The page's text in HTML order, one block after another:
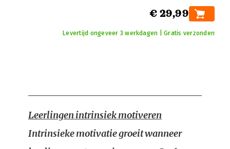
€ 29,99
Levertijd ongeveer 3 werkdagen | Gratis verzonden
Leerlingen intrinsiek motiveren
Intrinsieke motivatie groeit wanneer